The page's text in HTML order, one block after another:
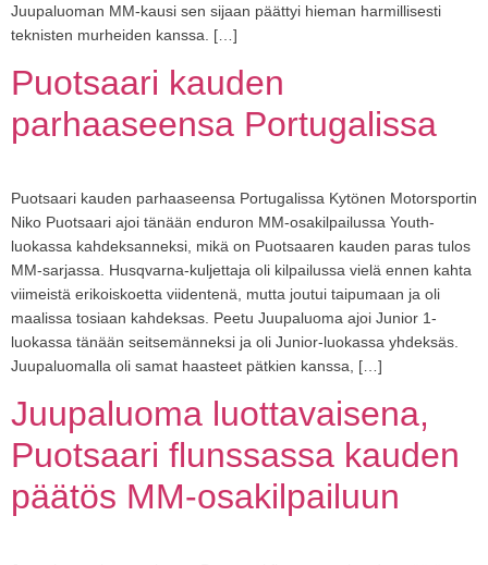
Juupaluoman MM-kausi sen sijaan päättyi hieman harmillisesti
teknisten murheiden kanssa. […]
Puotsaari kauden
parhaaseensa Portugalissa
Puotsaari kauden parhaaseensa Portugalissa Kytönen Motorsportin
Niko Puotsaari ajoi tänään enduron MM-osakilpailussa Youth-
luokassa kahdeksanneksi, mikä on Puotsaaren kauden paras tulos
MM-sarjassa. Husqvarna-kuljettaja oli kilpailussa vielä ennen kahta
viimeistä erikoiskoetta viidentenä, mutta joutui taipumaan ja oli
maalissa tosiaan kahdeksas. Peetu Juupaluoma ajoi Junior 1-
luokassa tänään seitsemänneksi ja oli Junior-luokassa yhdeksäs.
Juupaluomalla oli samat haasteet pätkien kanssa, […]
Juupaluoma luottavaisena,
Puotsaari flunssassa kauden
päätös MM-osakilpailuun